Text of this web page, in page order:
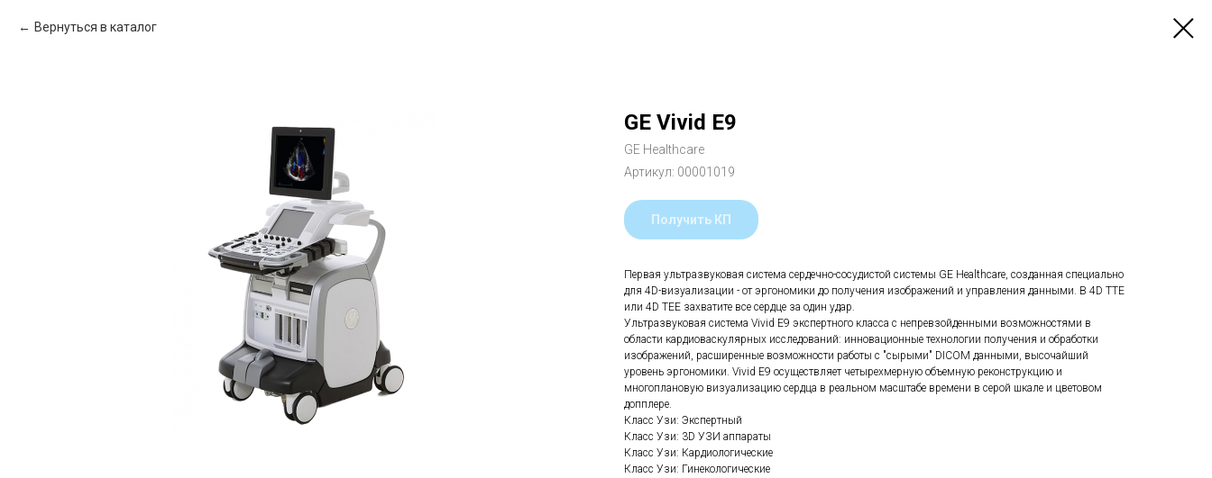
Вернуться в каталог
GE Vivid E9
GE Healthcare
Артикул: 00001019
Получить КП
Первая ультразвуковая система сердечно-сосудистой системы GE Healthcare, созданная специально
для 4D-визуализации - от эргономики до получения изображений и управления данными. В 4D TTE
или 4D TEE захватите все сердце за один удар.
Ультразвуковая система Vivid E9 экспертного класса с непревзойденными возможностями в
области кардиоваскулярных исследований: инновационные технологии получения и обработки
изображений, расширенные возможности работы с "сырыми" DICOM данными, высочайший
уровень эргономики. Vivid E9 осуществляет четырехмерную объемную реконструкцию и
многоплановую визуализацию сердца в реальном масштабе времени в серой шкале и цветовом
допплере.
Класс Узи: Экспертный
Класс Узи: 3D УЗИ аппараты
Класс Узи: Кардиологические
Класс Узи: Гинекологические